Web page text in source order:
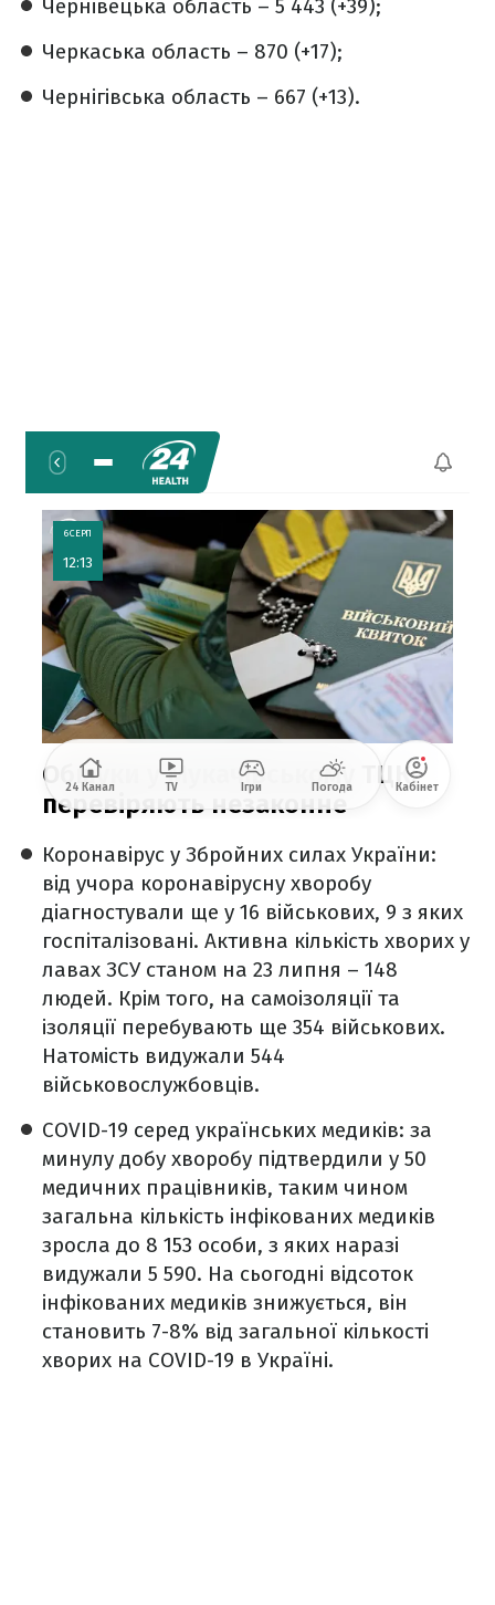
Чернівецька область – 5 443 (+39);
Черкаська область – 870 (+17);
Чернігівська область – 667 (+13).
Коронавірус у Збройних силах України:
від учора коронавірусну хворобу
діагностували ще у 16 військових, 9 з яких
госпіталізовані. Активна кількість хворих у
лавах ЗСУ станом на 23 липня – 148
людей. Крім того, на самоізоляції та
ізоляції перебувають ще 354 військових.
Натомість видужали 544
військовослужбовців.
COVID-19 серед українських медиків: за
минулу добу хворобу підтвердили у 50
медичних працівників, таким чином
загальна кількість інфікованих медиків
зросла до 8 153 особи, з яких наразі
видужали 5 590. На сьогодні відсоток
інфікованих медиків знижується, він
становить 7-8% від загальної кількості
хворих на COVID-19 в Україні.